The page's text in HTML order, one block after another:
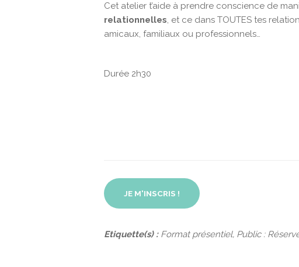
Cet atelier t’aide à prendre conscience de
relationnelles, et ce dans TOUTES tes
amicaux, familiaux ou professionnels…
Durée 2h30
JE M'INSCRIS !
Etiquette(s) : Format présentiel, Public :